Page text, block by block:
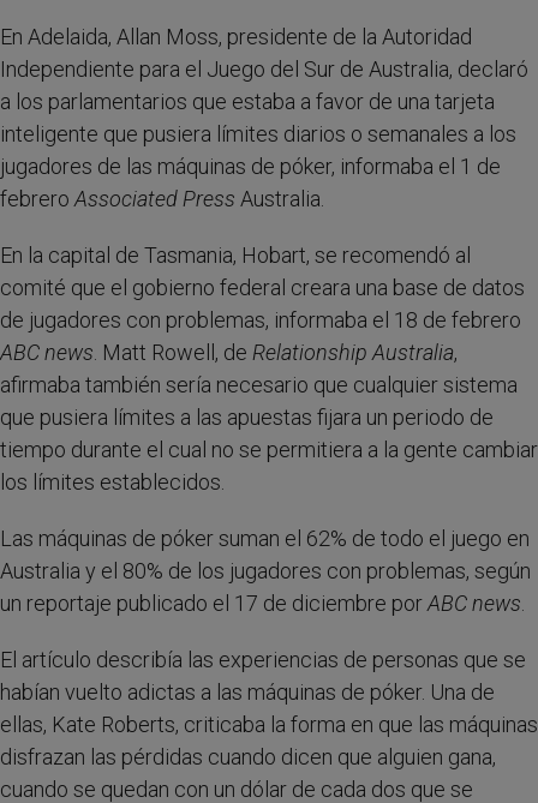
En Adelaida, Allan Moss, presidente de la Autoridad
Independiente para el Juego del Sur de Australia, declaró
a los parlamentarios que estaba a favor de una tarjeta
inteligente que pusiera límites diarios o semanales a los
jugadores de las máquinas de póker, informaba el 1 de
febrero Associated Press Australia.
En la capital de Tasmania, Hobart, se recomendó al
comité que el gobierno federal creara una base de datos
de jugadores con problemas, informaba el 18 de febrero
ABC news . Matt Rowell, de Relationship Australia,
afirmaba también sería necesario que cualquier sistema
que pusiera límites a las apuestas fijara un periodo de
tiempo durante el cual no se permitiera a la gente cambiar
los límites establecidos.
Las máquinas de póker suman el 62% de todo el juego en
Australia y el 80% de los jugadores con problemas, según
un reportaje publicado el 17 de diciembre porABC news
El artículo describía las experiencias de personas que se
habían vuelto adictas a las máquinas de póker. Una de
ellas, Kate Roberts, criticaba la forma en que las máquinas
disfrazan las pérdidas cuando dicen que alguien gana,
cuando se quedan con un dólar de cada dos que se